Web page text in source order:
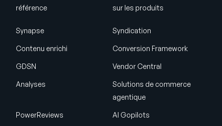
référence
sur les produits
Synapse Syndication
Contenu enrichi Conversion Framework
GDSN Vendor Central
Analyses
Solutions de commerce
agentique
PowerReviews AI Gopilots